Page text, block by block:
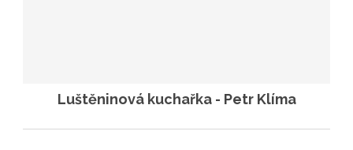
Luštěninová kuchařka - Petr Klíma